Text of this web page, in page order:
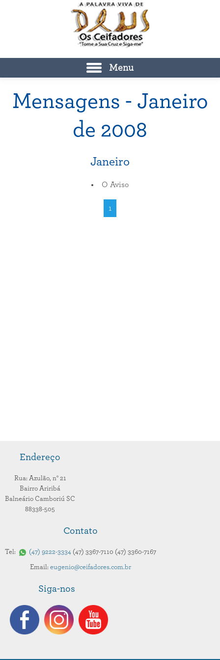
Menu
Mensagens - Janeiro
de 2008
Janeiro
O Aviso
1
Endereço
Rua: Azulão, n° 21
Bairro Ariribá
Balneário Camboriú SC
88338-505
Contato
Tel: 47 9222-3334 47 3367-7110 47 3360-7167
Email: eugenio@ceifadores.com.br
Siga-nos